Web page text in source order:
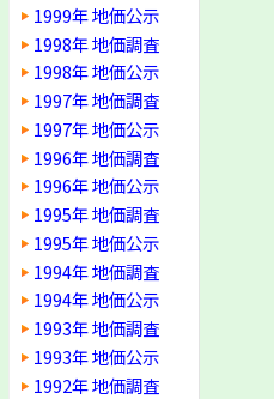
1999年 地価公示
1998年 地価調査
1998年 地価公示
1997年 地価調査
1997年 地価公示
1996年 地価調査
1996年 地価公示
1995年 地価調査
1995年 地価公示
1994年 地価調査
1994年 地価公示
1993年 地価調査
1993年 地価公示
1992年 地価調査